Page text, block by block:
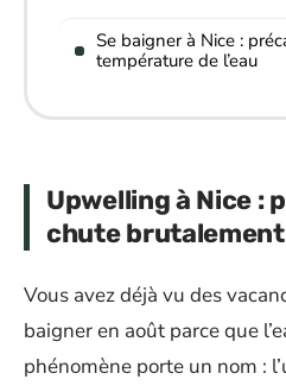
Se baigner à Nice :
température de l’eau
Upwelling à Nice :
chute brutalement
Vous avez déjà vu des
baigner en août parce que
phénomène porte un nom :